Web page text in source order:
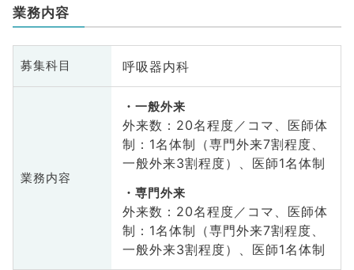
業務内容
募集科目 呼吸器内科
業務内容
一般外来
外来数：20名程度／コマ、医師体
制：1名体制（専門外来7割程度、
一般外来3割程度）、医師1名体制
専門外来
外来数：20名程度／コマ、医師体
制：1名体制（専門外来7割程度、
一般外来3割程度）、医師1名体制